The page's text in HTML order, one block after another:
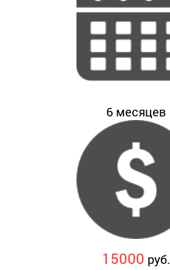
6 месяцев
15000 руб.